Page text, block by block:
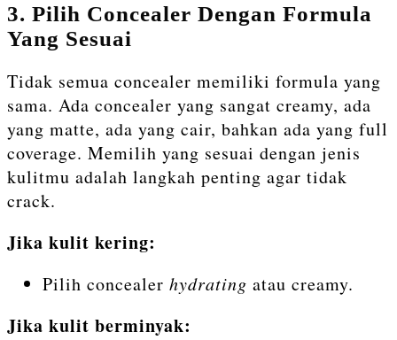
3. Pilih Concealer Dengan Formula
Yang Sesuai
Tidak semua concealer memiliki formula yang
sama. Ada concealer yang sangat creamy, ada
yang matte, ada yang cair, bahkan ada yang full
coverage. Memilih yang sesuai dengan jenis
kulitmu adalah langkah penting agar tidak
crack.
Jika kulit kering:
Pilih concealer hydrating atau creamy.
Jika kulit berminyak: